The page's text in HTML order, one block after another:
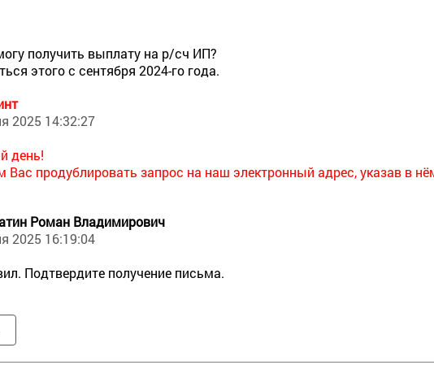
получить выплату на р/сч ИП?
этого с сентября 2024-го года.
2025 14:32:27
день!
Вас продублировать запрос на наш электронный адрес, указав в
Роман Владимирович
2025 16:19:04
Подтвердите получение письма.